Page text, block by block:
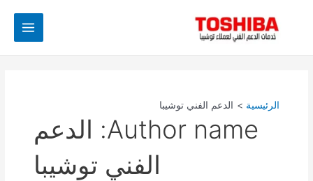
Main
الرئيسية الدعم الفني توشيبا
Author name: الدعم
الفني توشيبا
pagination